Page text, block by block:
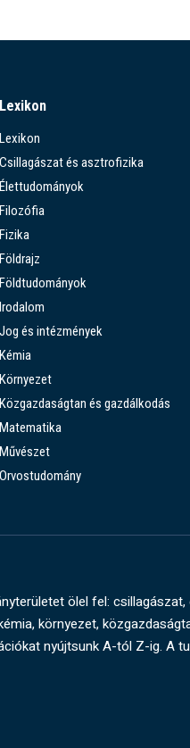
Lexikon
Lexikon
Csillagászat és asztrofizika
Élettudományok
Filozófia
Fizika
Földrajz
Földtudományok
Irodalom
Jog és intézmények
Kémia
Környezet
Közgazdaságtan és gazdálkodás
Matematika
Művészet
Orvostudomány
ölel fel:
környezet,
nyújtsunk A-tól Z-ig. A